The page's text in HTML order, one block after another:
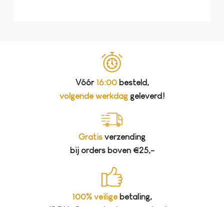
Vóór 16:00besteld,
volgende werkdaggeleverd!
Gratis verzending
bij orders boven €25,-
100% veiligebetaling,